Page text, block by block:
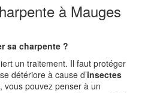
à Mauges
sa charpente ?
un traitement. Il faut protéger
détériore à cause d’insectes
vous pouvez penser à un